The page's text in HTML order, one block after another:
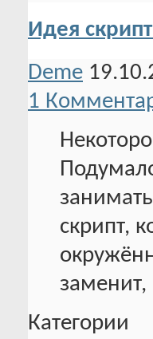
Идея
Deme
1
скрипт,
Категории